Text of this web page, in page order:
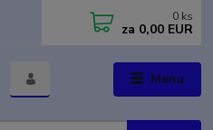
Menu
0 ks
za 0,00 EUR